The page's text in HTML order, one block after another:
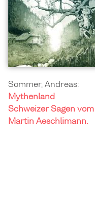
Sommer, Andreas:
Mythenland
Schweizer Sagen
Martin Aeschlimann.